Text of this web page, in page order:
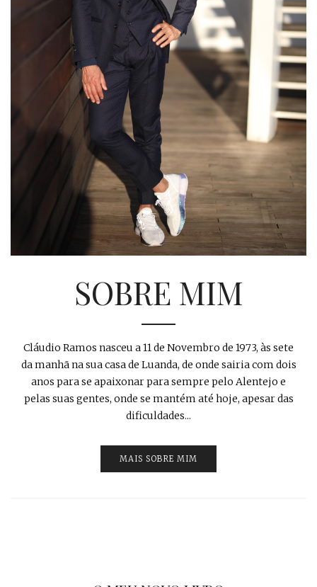
SOBRE MIM
Cláudio Ramos nasceu a 11 de Novembro de 1973, às sete
da manhã na sua casa de Luanda, de onde sairia com dois
anos para se apaixonar para sempre pelo Alentejo e
pelas suas gentes, onde se mantém até hoje, apesar das
dificuldades...
MAIS SOBRE MIM